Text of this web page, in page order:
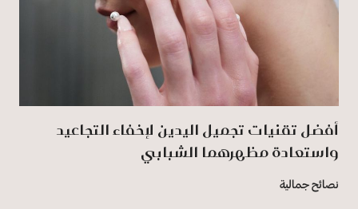
أفضل تقنيات تجميل اليدين لإخفاء التجاعيد
واستعادة مظهرهما الشبابي
نصائح جمالية